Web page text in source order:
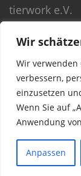
Wir
Wir verwenden
verbessern,
einzusetzen
Wenn Sie auf
Anwendung
Anpassen
tierwork e.V.
Volksbank
BLZ:
Konto:
IBAN:
BIC:
© 2016